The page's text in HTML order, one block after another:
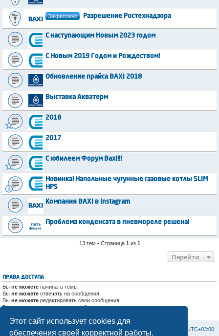
Этот сайт использует cookies для
обеспечения своей корректной работы.
Закреплено Разрешение Ростехнадзора
С наступающим Новым 2023 годом
С Новым 2019 Годом и Рождеством!
Обновление прайса BAXI 2018
Выставка Акватерм
2018
2017
С юбилеем Форум Baxi!!!
Новинка! Напольные чугунные газовые котлы SLIM
HPS
Компания BAXI в Instagram
Проблема конденсата в пневмореле решена!
13 тем • Страница 1 из 1
Перейти
ПРАВА ДОСТУПА
Вы не можете начинать темы
Вы не можете отвечать на сообщения
Вы не можете редактировать свои сообщения
Выне можетеудалять свои сообщения
Список форумов UTC+03:00
Св ни ц